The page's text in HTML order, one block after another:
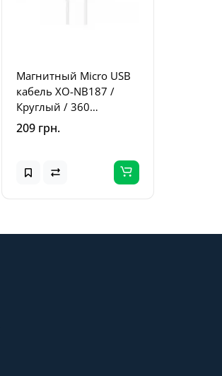
Магнитный Micro USB
кабель XO-NB187 /
Круглый / 360
Градусов / 100 см. /
Белый
209 грн.